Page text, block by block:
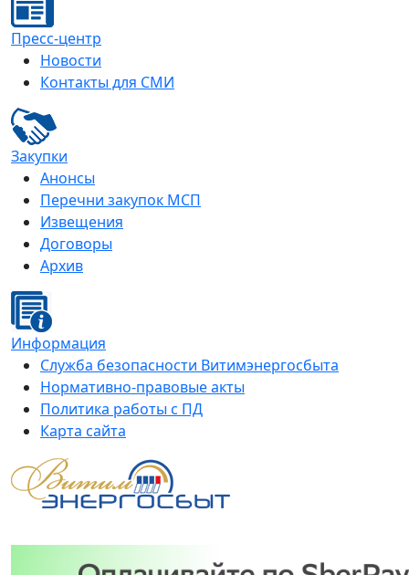
Пресс-центр
Новости
Контакты для СМИ
Закупки
Анонсы
Перечни закупок МСП
Извещения
Договоры
Архив
Информация
Служба безопасности Витимэнергосбыта
Нормативно-правовые акты
Политика работы с ПД
Карта сайта